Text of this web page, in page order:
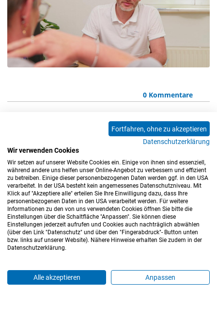
0 Kommentare
5 6 7 8
9
10
11 12 13
19
20 21 22 > >>
Impressum Datenschutz Barrierefreiheitserklärung
Hinweisgeberkanal Blog Mitarbeiter*innen
Fortfahren, ohne zu akzeptieren
Datenschutzerklärung
Wir verwenden Cookies
Wir setzen auf unserer Website Cookies ein. Einige von ihnen sind essenziell,
während andere uns helfen unser Online-Angebot zu verbessern und effizient
zu betreiben. Einige dieser personenbezogenen Daten werden ggf. in den USA
verarbeitet. In der USA besteht kein angemessenes Datenschutzniveau. Mit
Klick auf "Akzeptiere alle" erteilen Sie Ihre Einwilligung dazu, dass Ihre
personenbezogenen Daten in den USA verarbeitet werden. Für weitere
Informationen zu den von uns verwendeten Cookies öffnen Sie bitte die
Einstellungen über die Schaltfläche "Anpassen". Sie können diese
Einstellungen jederzeit aufrufen und Cookies auch nachträglich abwählen
(über den Link "Datenschutz" und über den "Fingerabdruck"- Button unten
bzw. links auf unserer Website). Nähere Hinweise erhalten Sie zudem in der
Datenschutzerklärung.
Alle akzeptieren Anpassen